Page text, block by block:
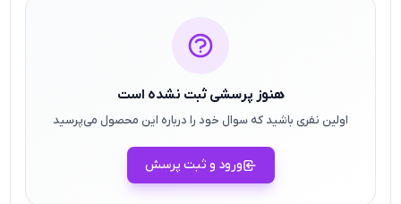
هنوز پرسشی ثبت نشده است
اولین نفری باشید که سوال خود را درباره این محصول می‌پرسید
ورود و ثبت پرسش